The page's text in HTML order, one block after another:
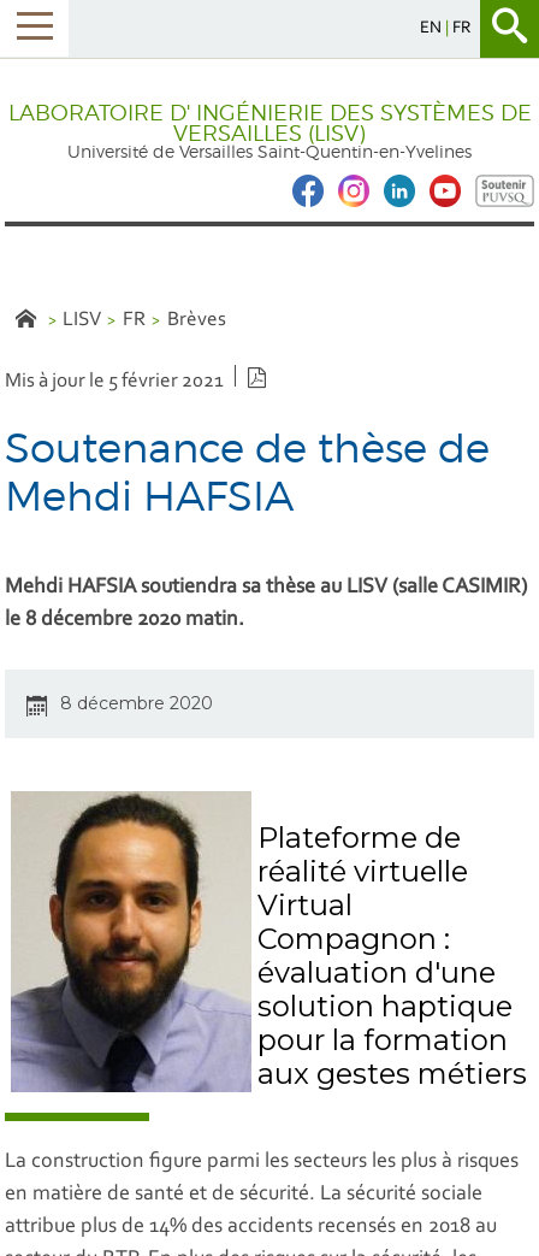
EN FR
LABORATOIRE D' INGÉNIERIE DES SYSTÈMES DE
VERSAILLES (LISV)
Université de Versailles Saint-Quentin-en-Yvelines
LISV FR Brèves
Mis à jour le 5 février 2021
Soutenance de thèse de
Mehdi HAFSIA
Mehdi HAFSIA soutiendra sa thèse au LISV (salle CASIMIR)
le 8 décembre 2020 matin.
8 décembre 2020
Plateforme de
réalité virtuelle
Virtual
Compagnon :
évaluation d'une
solution haptique
pour la formation
aux gestes métiers
La construction figure parmi les secteurs les plus à risques
en matière de santé et de sécurité. La sécurité sociale
attribue plus de 14% des accidents recensés en 2018 au